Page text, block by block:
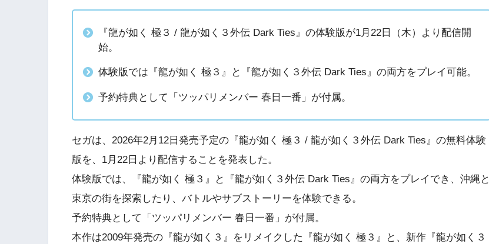
『龍が如く 極３ / 龍が如く３外伝 Dark Ties』の体験版が1月22日（木）より配信開
始。
体験版では『龍が如く 極３』と『龍が如く３外伝 Dark Ties』の両方をプレイ可能。
予約特典として「ツッパリメンバー 春日一番」が付属。
セガは、2026年2月12日発売予定の『龍が如く 極３ / 龍が如く３外伝 Dark Ties』の無料体験
版を、1月22日より配信することを発表した。
体験版では、『龍が如く 極３』と『龍が如く３外伝 Dark Ties』の両方をプレイでき、沖縄と
東京の街を探索したり、バトルやサブストーリーを体験できる。
予約特典として「ツッパリメンバー 春日一番」が付属。
本作は2009年発売の『龍が如く３』をリメイクした『龍が如く 極３』と、新作『龍が如く３